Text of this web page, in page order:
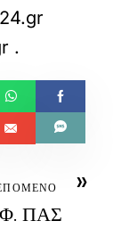
.
»
ΠΑΣ